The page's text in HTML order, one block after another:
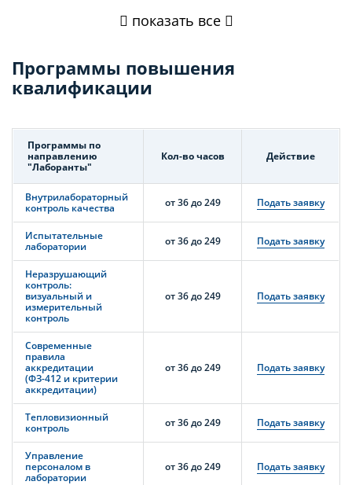
показать все
Программы повышения
квалификации
Программы по
направлению
"Лаборанты"
Кол-во часов Действие
Внутрилабораторный
контроль качества
от 36 до 249 Подать заявку
Испытательные
лаборатории
от 36 до 249 Подать заявку
Неразрушающий
контроль:
визуальный и
измерительный
контроль
от 36 до 249 Подать заявку
Современные
правила
аккредитации
(ФЗ-412 и критерии
аккредитации)
от 36 до 249 Подать заявку
Тепловизионный
контроль
от 36 до 249 Подать заявку
Управление
персоналом в
лаборатории
от 36 до 249 Подать заявку